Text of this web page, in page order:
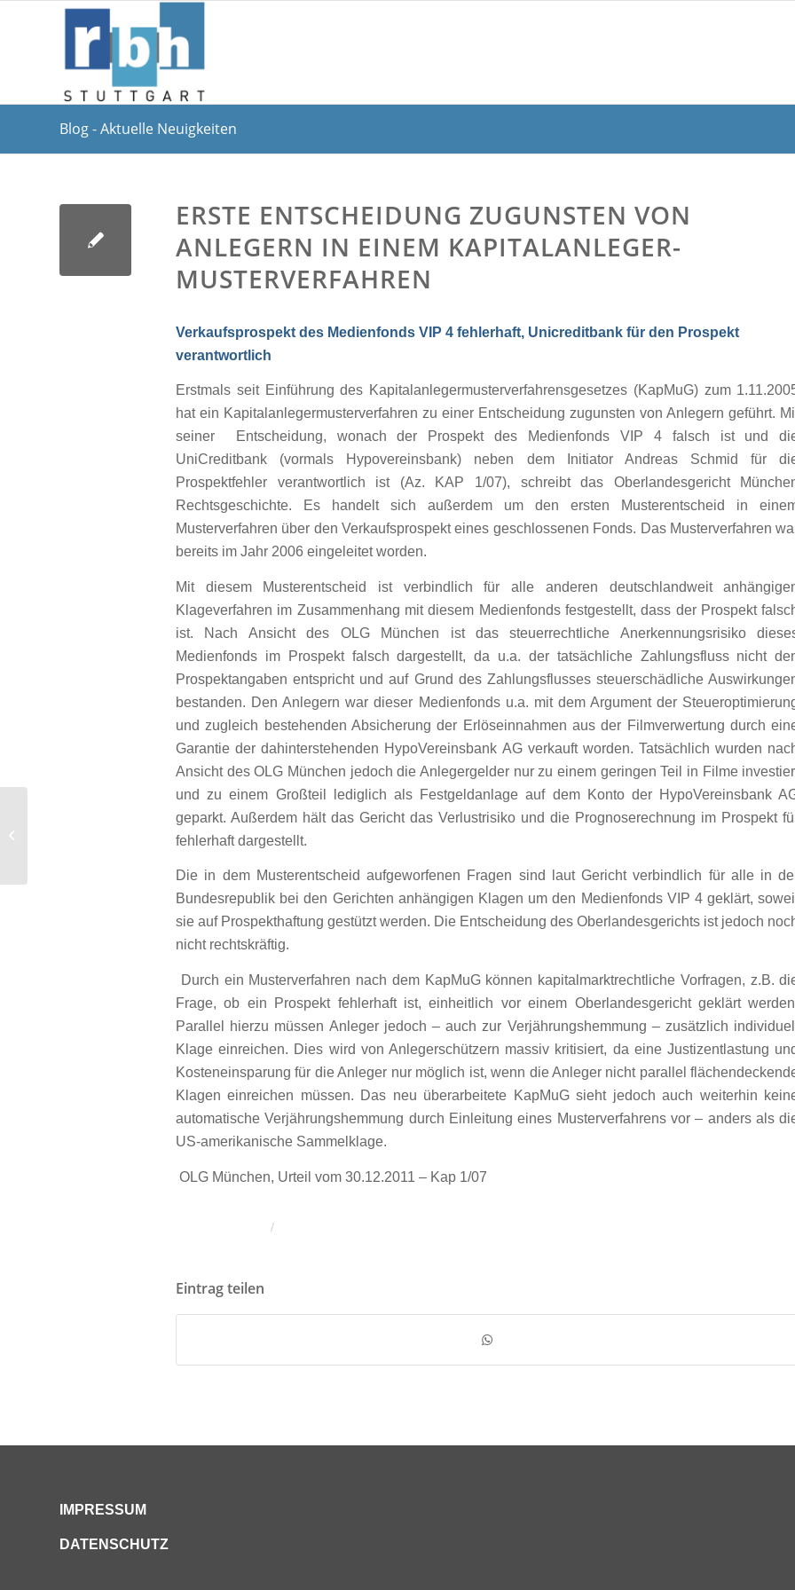
Blog - Aktuelle Neuigkeiten
ERSTE ENTSCHEIDUNG ZUGUNSTEN VON
ANLEGERN IN EINEM KAPITALANLEGER-
MUSTERVERFAHREN
Verkaufsprospekt des Medienfonds VIP 4 fehlerhaft, Unicreditbank für den Prospekt
verantwortlich
Erstmals seit Einführung des Kapitalanlegermusterverfahrensgesetzes (KapMuG) zum
hat ein Kapitalanlegermusterverfahren zu einer Entscheidung zugunsten von Anlegern geführt.
seiner Entscheidung, wonach der Prospekt des Medienfonds VIP 4 falsch ist und
UniCreditbank (vormals Hypovereinsbank) neben dem Initiator Andreas Schmid für
Prospektfehler verantwortlich ist (Az. KAP 1/07), schreibt das Oberlandesgericht
Rechtsgeschichte. Es handelt sich außerdem um den ersten Musterentscheid in
Musterverfahren über den Verkaufsprospekt eines geschlossenen Fonds. Das Musterverfahren
bereits im Jahr 2006 eingeleitet worden.
Mit diesem Musterentscheid ist verbindlich für alle anderen deutschlandweit
Klageverfahren im Zusammenhang mit diesem Medienfonds festgestellt, dass der Prospekt
ist. Nach Ansicht des OLG München ist das steuerrechtliche Anerkennungsrisiko
Medienfonds im Prospekt falsch dargestellt, da u.a. der tatsächliche Zahlungsfluss nicht
Prospektangaben entspricht und auf Grund des Zahlungsflusses steuerschädliche
bestanden. Den Anlegern war dieser Medienfonds u.a. mit dem Argument der
und zugleich bestehenden Absicherung der Erlöseinnahmen aus der Filmverwertung durch
Garantie der dahinterstehenden HypoVereinsbank AG verkauft worden. Tatsächlich wurden
Ansicht des OLG München jedoch die Anlegergelder nur zu einem geringen Teil in Filme
und zu einem Großteil lediglich als Festgeldanlage auf dem Konto der HypoVereinsbank
geparkt. Außerdem hält das Gericht das Verlustrisiko und die Prognoserechnung im Prospekt
fehlerhaft dargestellt.
Die in dem Musterentscheid aufgeworfenen Fragen sind laut Gericht verbindlich für alle in
Bundesrepublik bei den Gerichten anhängigen Klagen um den Medienfonds VIP 4 geklärt,
sie auf Prospekthaftung gestützt werden. Die Entscheidung des Oberlandesgerichts ist jedoch
nicht rechtskräftig.
Durch ein Musterverfahren nach dem KapMuG können kapitalmarktrechtliche Vorfragen, z.B.
Frage, ob ein Prospekt fehlerhaft ist, einheitlich vor einem Oberlandesgericht geklärt
Parallel hierzu müssen Anleger jedoch – auch zur Verjährungshemmung – zusätzlich individuell
Klage einreichen. Dies wird von Anlegerschützern massiv kritisiert, da eine Justizentlastung
Kosteneinsparung für die Anleger nur möglich ist, wenn die Anleger nicht parallel
Klagen einreichen müssen. Das neu überarbeitete KapMuG sieht jedoch auch weiterhin
automatische Verjährungshemmung durch Einleitung eines Musterverfahrens vor – anders als
US-amerikanische Sammelklage.
OLG München, Urteil vom 30.12.2011 – Kap 1/07
/
Eintrag teilen
IMPRESSUM
DATENSCHUTZ
Verwirkung des Maklerlohnes bei
unrichtiger Information des Käufers